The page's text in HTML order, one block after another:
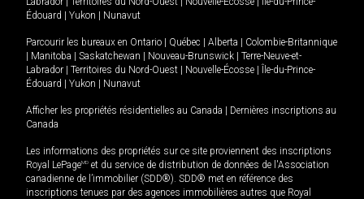
Édouard
Yukon Nunavut
Parcourir les bureaux en Ontario Québec Alberta
Colombie-Britannique
Manitoba Saskatchewan Nouveau-Brunswick
Terre-Neuve-et-
Labrador
Territoires du Nord-Ouest Nouvelle-Écosse
Île-du-Prince-
Édouard
Yukon Nunavut
Afficher les propriétés résidentielles au Canada
Dernières inscriptions au
Canada
Les informations des propriétés sur ce site proviennent des inscriptions
Royal LePageMD et du service de distribution de données de l'Association
canadienne de l’immobilier (SDD®). SDD® met en référence des
inscriptions tenues par des agences immobilières autres que Royal